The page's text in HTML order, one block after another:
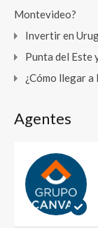
Montevideo?
Invertir en
Punta del Este
¿Cómo llegar
Agentes